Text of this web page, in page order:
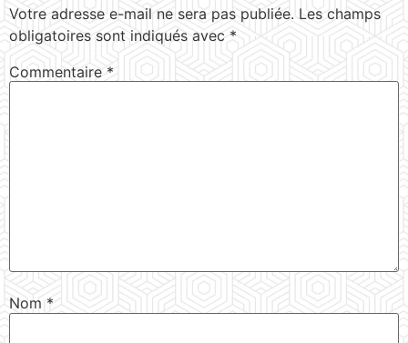
Votre adresse e-mail ne sera pas publiée. Les champs
obligatoires sont indiqués avec *
Commentaire *
Nom *